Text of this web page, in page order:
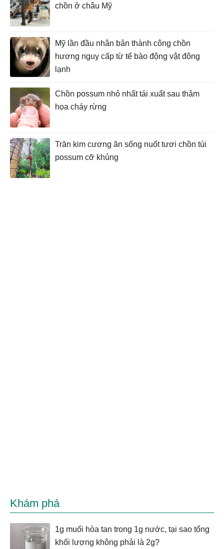
chồn ở châu Mỹ
Mỹ lần đầu nhân bản thành công chồn
hương nguy cấp từ tế bào động vật đông
lạnh
Chồn possum nhỏ nhất tái xuất sau thảm
họa cháy rừng
Trăn kim cương ăn sống nuốt tươi chồn túi
possum cỡ khủng
Khám phá
1g muối hòa tan trong 1g nước, tại sao tổng
khối lượng không phải là 2g?